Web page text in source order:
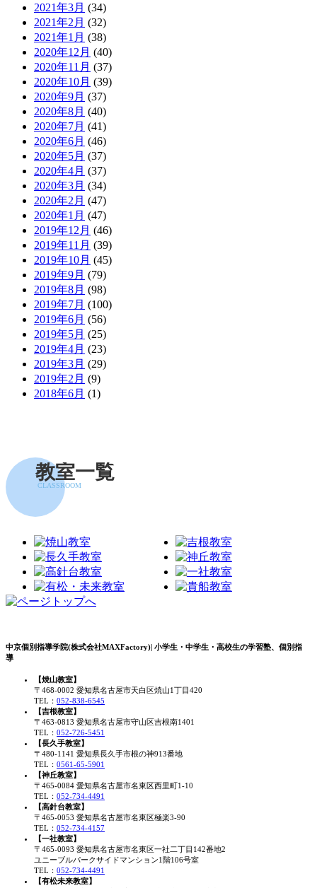
2021年3月 (34)
2021年2月 (32)
2021年1月 (38)
2020年12月 (40)
2020年11月 (37)
2020年10月 (39)
2020年9月 (37)
2020年8月 (40)
2020年7月 (41)
2020年6月 (46)
2020年5月 (37)
2020年4月 (37)
2020年3月 (34)
2020年2月 (47)
2020年1月 (47)
2019年12月 (46)
2019年11月 (39)
2019年10月 (45)
2019年9月 (79)
2019年8月 (98)
2019年7月 (100)
2019年6月 (56)
2019年5月 (25)
2019年4月 (23)
2019年3月 (29)
2019年2月 (9)
2018年6月 (1)
教室一覧
CLASSROOM
中京個別指導学院(株式会社MAXFactory)| 小学生・中学生・高校生の学習塾、個別指
導
【焼山教室】
〒468-0002 愛知県名古屋市天白区焼山1丁目420
TEL： 052-838-6545
【吉根教室】
〒463-0813 愛知県名古屋市守山区吉根南1401
TEL： 052-726-5451
【長久手教室】
〒480-1141 愛知県長久手市根の神913番地
TEL： 0561-65-5901
【神丘教室】
〒465-0084 愛知県名古屋市名東区西里町1-10
TEL： 052-734-4491
【高針台教室】
〒465-0053 愛知県名古屋市名東区極楽3-90
TEL： 052-734-4157
【一社教室】
〒465-0093 愛知県名古屋市名東区一社二丁目142番地2
ユニーブルパークサイドマンション1階106号室
TEL： 052-734-4491
【有松未来教室】